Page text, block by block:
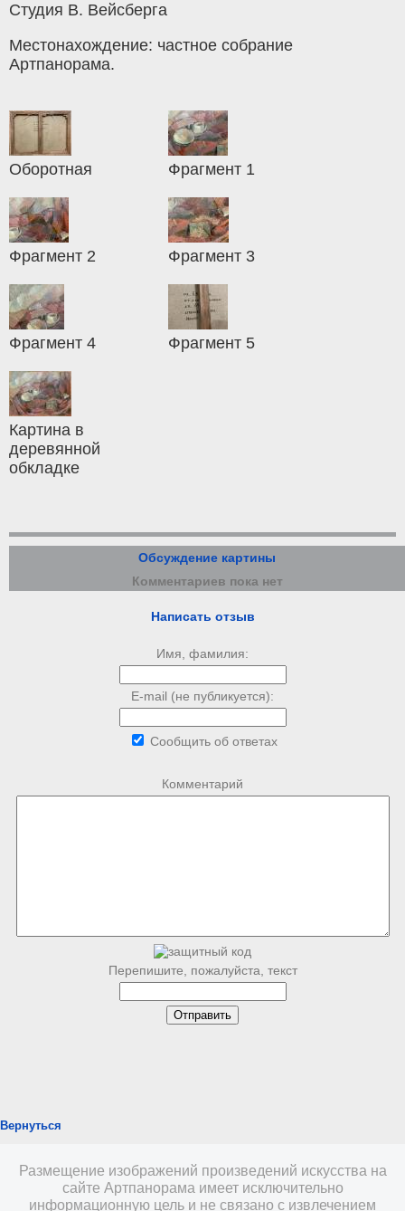
Студия В. Вейсберга
Местонахождение: частное собрание
Артпанорама.
Оборотная Фрагмент 1
Фрагмент 2 Фрагмент 3
Фрагмент 4 Фрагмент 5
Картина в
деревянной
обкладке
Обсуждение картины
Комментариев пока нет
Написать отзыв
Имя, фамилия:
E-mail (не публикуется):
Сообщить об ответах
Комментарий
Перепишите, пожалуйста, текст
Вернуться
Размещение изображений произведений искусства на
сайте Артпанорама имеет исключительно
информационную цель и не связано с извлечением